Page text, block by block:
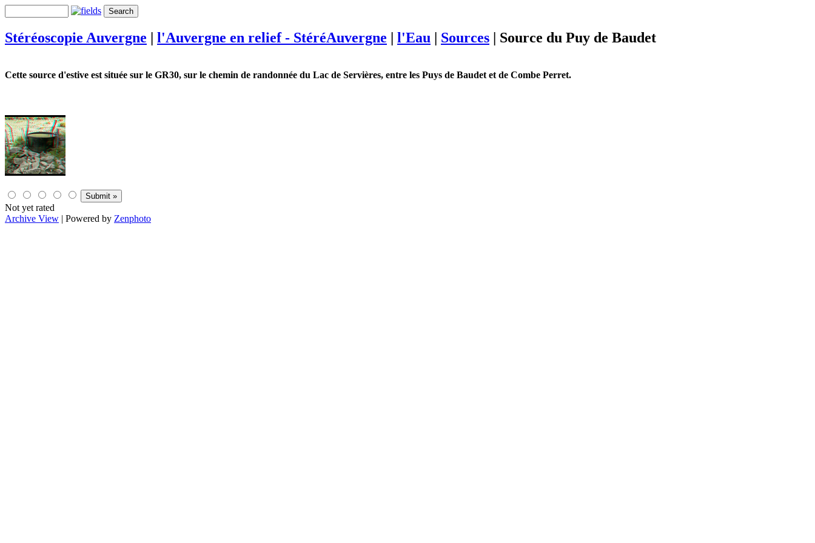
Stéréoscopie Auvergne | l'Auvergne en relief - StéréAuvergne | l'Eau | Sources | Source du Puy de Baudet
Cette source d'estive est située sur le GR30, sur le chemin de randonnée du Lac de Servières, entre les Puys de Baudet et de Combe Perret.
Not yet rated
Archive View | Powered by Zenphoto